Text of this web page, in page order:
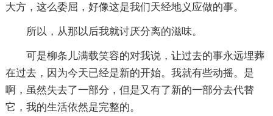
大方，这么委屈，好像这是我们天经地义应做的事。
所以，从那以后我就讨厌分离的滋味。
可是柳条儿满载笑容的对我说，让过去的事永远埋葬
在过去，因为今天已经是新的开始。我就有些动摇。是
啊，虽然失去了一部分，但是又有了新的一部分去代替
它，我的生活依然是完整的。